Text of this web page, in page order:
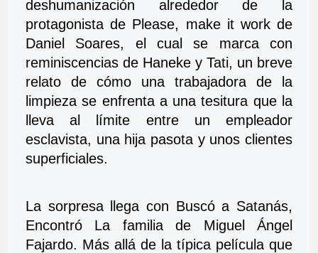
deshumanización alrededor de la
protagonista de Please, make it work de
Daniel Soares, el cual se marca con
reminiscencias de Haneke y Tati, un breve
relato de cómo una trabajadora de la
limpieza se enfrenta a una tesitura que la
lleva al límite entre un empleador
esclavista, una hija pasota y unos clientes
superficiales.
La sorpresa llega con Buscó a Satanás,
Encontró La familia de Miguel Ángel
Fajardo. Más allá de la típica película que